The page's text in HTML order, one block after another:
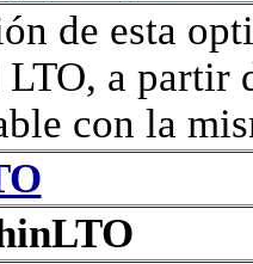
de esta
a partir
con la